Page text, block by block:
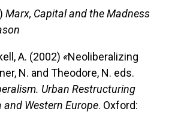
Marx, Capital and the Madness
A. (2002) «Neoliberalizing
N. and Theodore, N. eds.
Urban Restructuring
Western Europe. Oxford: